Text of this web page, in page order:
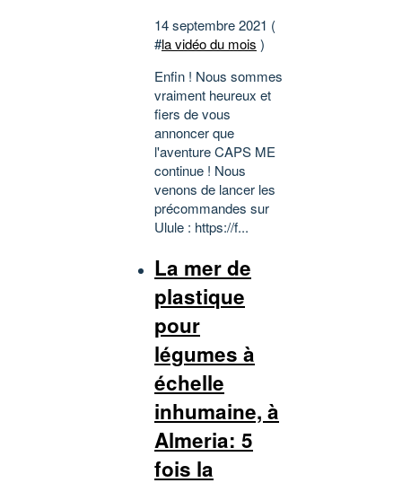
14 septembre 2021 (
#la vidéo du mois )
Enfin ! Nous sommes
vraiment heureux et
fiers de vous
annoncer que
l'aventure CAPS ME
continue ! Nous
venons de lancer les
précommandes sur
Ulule : https://f...
La mer de
plastique
pour
légumes à
échelle
inhumaine, à
Almeria: 5
fois la